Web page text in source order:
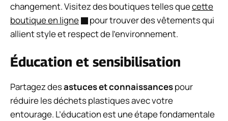
changement. Visitez des boutiques telles quecette
boutique en ligne
pour trouver des vêtements qui
allient style et respect de l’environnement.
Éducation et sensibilisation
Partagez desastuces et connaissancespour
réduire les déchets plastiques avec votre
entourage. L’éducation est une étape fondamentale